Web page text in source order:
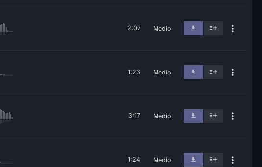
2:07 Medio
1:23 Medio
3:17 Medio
1:24 Medio